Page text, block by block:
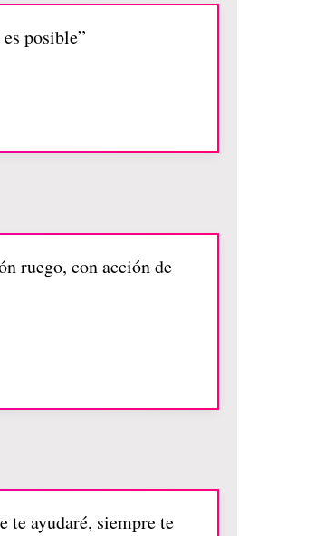
posible”
ruego, con acción de
te ayudaré, siempre te